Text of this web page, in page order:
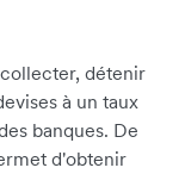
détenir
à un taux
banques. De
d'obtenir